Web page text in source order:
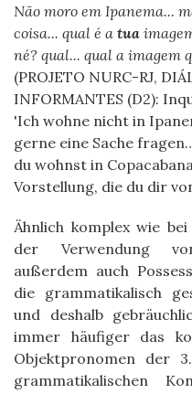
Não moro em Ipanema...
coisa... qual é a tua
né? qual... qual a imagem
(PROJETO NURC-RJ,
INFORMANTES (D2):
Ich wohne nicht in
gerne eine Sache
du wohnst in
Vorstellung, die du dir
Ähnlich komplex wie
der Verwendung
außerdem auch
die grammatikalisch
und deshalb
immer häufiger das
Objektpronomen der
grammatikalischen